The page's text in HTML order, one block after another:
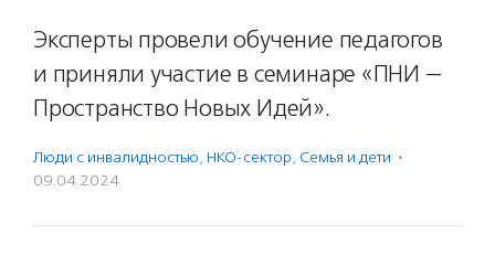
Эксперты провели обучение педагогов
и приняли участие в семинаре «ПНИ —
Пространство Новых Идей».
Люди с инвалидностью, НКО-сектор, Семья и дети ·
09.04.2024